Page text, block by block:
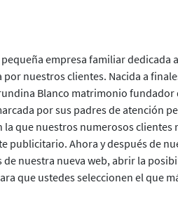
empresa familiar dedicada
nuestros clientes. Nacida a
Blanco matrimonio
por sus padres de atención
la que nuestros numerosos clientes
publicitario. Ahora y después de
de nuestra nueva web, abrir la
que ustedes seleccionen el que